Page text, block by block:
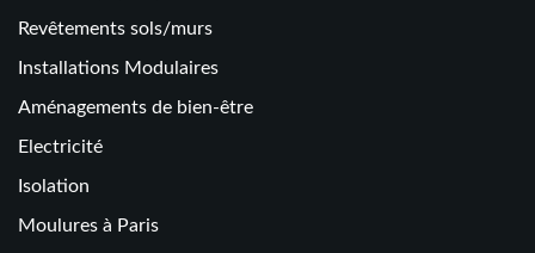
Revêtements sols/murs
Installations Modulaires
Aménagements de bien-être
Electricité
Isolation
Moulures à Paris